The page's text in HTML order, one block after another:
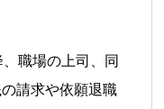
職場の上司、同
請求や依願退職